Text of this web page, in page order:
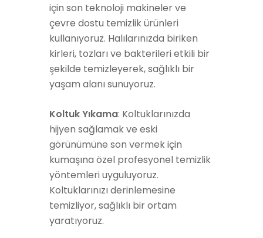
için son teknoloji makineler ve
çevre dostu temizlik ürünleri
kullanıyoruz. Halılarınızda biriken
kirleri, tozları ve bakterileri etkili bir
şekilde temizleyerek, sağlıklı bir
yaşam alanı sunuyoruz.
Koltuk Yıkama: Koltuklarınızda
hijyen sağlamak ve eski
görünümüne son vermek için
kumaşına özel profesyonel temizlik
yöntemleri uyguluyoruz.
Koltuklarınızı derinlemesine
temizliyor, sağlıklı bir ortam
yaratıyoruz.